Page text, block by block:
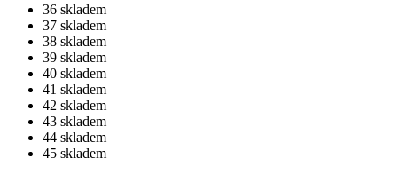
36 skladem
37 skladem
38 skladem
39 skladem
40 skladem
41 skladem
42 skladem
43 skladem
44 skladem
45 skladem